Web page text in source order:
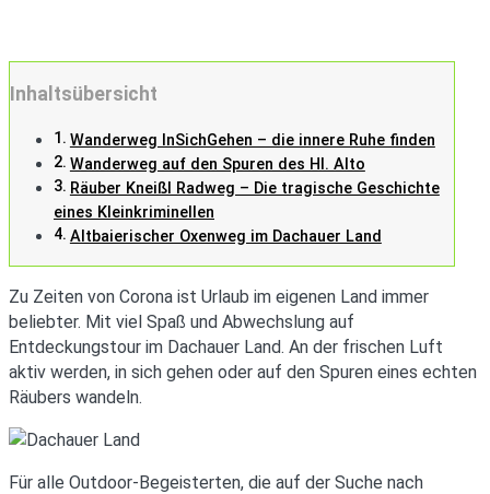
Inhaltsübersicht
Wanderweg InSichGehen – die innere Ruhe finden
Wanderweg auf den Spuren des Hl. Alto
Räuber Kneißl Radweg – Die tragische Geschichte
eines Kleinkriminellen
Altbaierischer Oxenweg im Dachauer Land
Zu Zeiten von Corona ist Urlaub im eigenen Land immer
beliebter. Mit viel Spaß und Abwechslung auf
Entdeckungstour im Dachauer Land. An der frischen Luft
aktiv werden, in sich gehen oder auf den Spuren eines echten
Räubers wandeln.
Für alle Outdoor-Begeisterten, die auf der Suche nach